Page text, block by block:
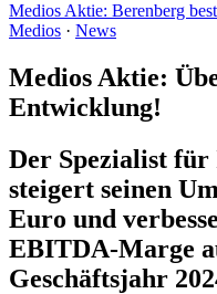
Medios Aktie: Berenberg
Medios · News
Medios Aktie:
Entwicklung!
Der Spezialist
steigert seinen
Euro und
EBITDA-Marge
Geschäftsjahr